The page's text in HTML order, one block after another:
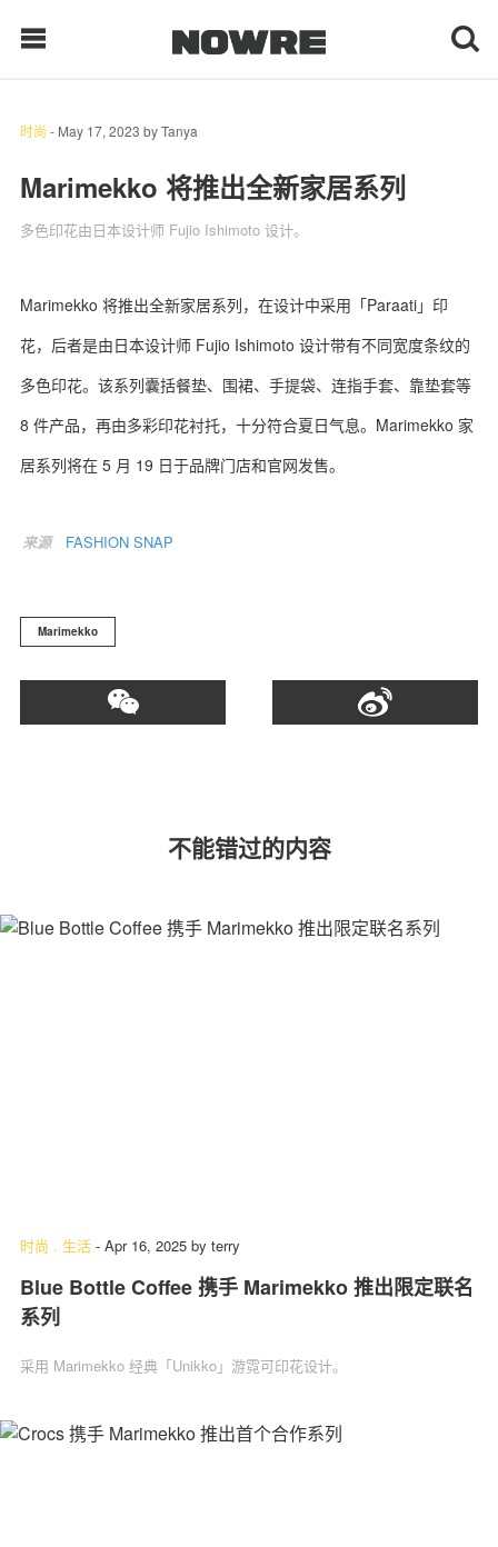
现客视点
球 鞋
生 活
科 技
时尚 - May 17, 2023 byTanya
Marimekko 将推出全新家居系列
多色印花由日本设计师 Fujio Ishimoto 设计。
Marimekko 将推出全新家居系列，在设计中采用「Paraati」印
花，后者是由日本设计师 Fujio Ishimoto 设计带有不同宽度条纹的
多色印花。该系列囊括餐垫、围裙、手提袋、连指手套、靠垫套等
8 件产品，再由多彩印花衬托，十分符合夏日气息。Marimekko 家
居系列将在 5 月 19 日于品牌门店和官网发售。
来源 FASHION SNAP
Marimekko
不能错过的内容
时尚 . 生活 - Apr 16, 2025 by terry
Blue Bottle Coffee 携手 Marimekko 推出限定联名
系列
采用 Marimekko 经典「Unikko」游霓可印花设计。